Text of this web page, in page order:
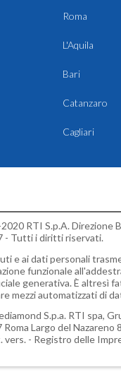
Roma
L'Aquila
Bari
Catanzaro
Cagliari
RTI S.p.A. Direzione
- Tutti i diritti riservati.
e ai dati personali
funzionale
generativa. È altresì
mezzi automatizzati di
S.p.a. RTI spa,
Largo del Nazareno
vers. - Registro delle